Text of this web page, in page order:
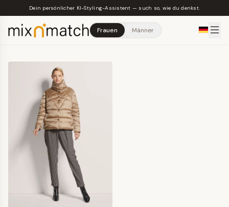
Skip to main content
Dein persönlicher KI-Styling-Assistent — such so, wie du denkst.
Frauen Männer